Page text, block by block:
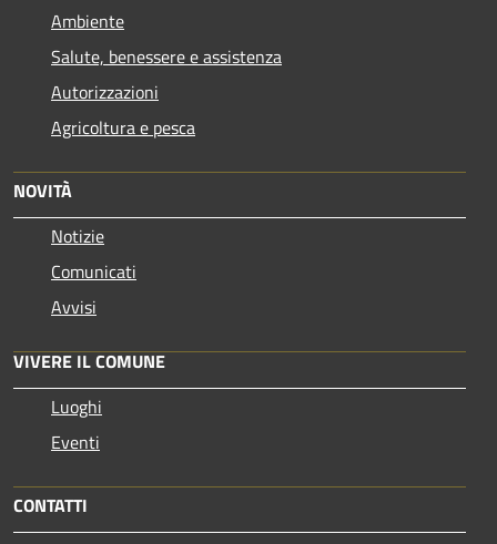
Ambiente
Salute, benessere e assistenza
Autorizzazioni
Agricoltura e pesca
NOVITÀ
Notizie
Comunicati
Avvisi
VIVERE IL COMUNE
Luoghi
Eventi
CONTATTI